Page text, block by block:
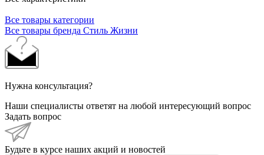
Все товары категории
Все товары бренда Стиль Жизни
Нужна консультация?
Наши специалисты ответят на любой интересующий вопрос
Задать вопрос
Будьте в курсе наших акций и новостей